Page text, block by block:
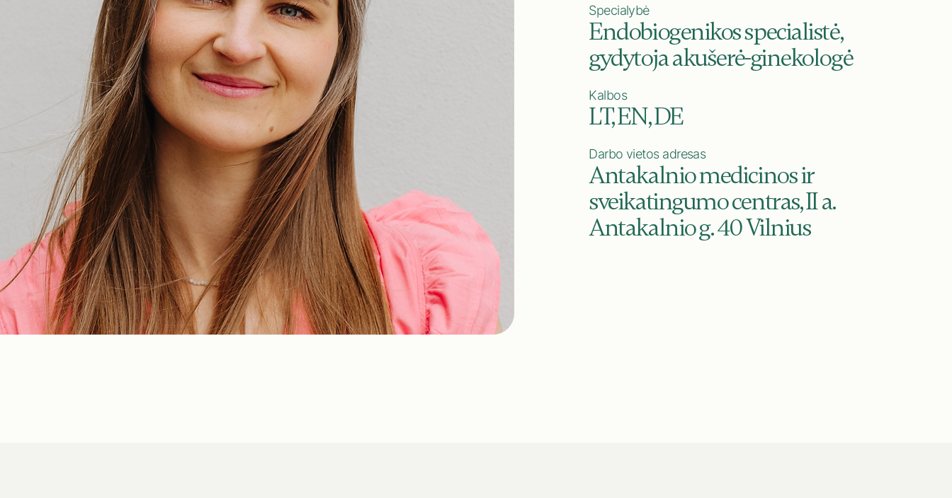
Specialybė
Endobiogenikos specialistė,
gydytoja akušerė-ginekologė
Kalbos
LT, EN, DE
Darbo vietos adresas
Antakalnio medicinos ir
sveikatingumo centras, II a.
Antakalnio g. 40 Vilnius